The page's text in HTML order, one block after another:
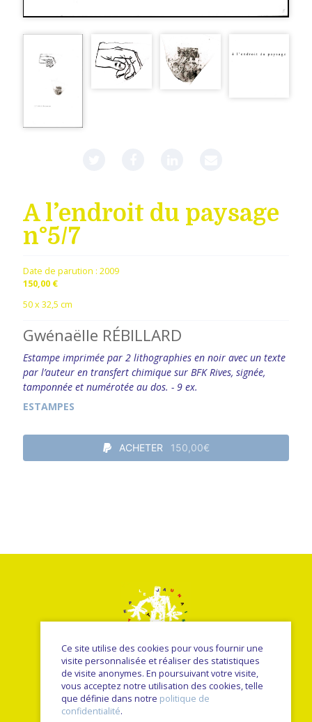
A l’endroit du paysage
n°5/7
Date de parution : 2009
150,00 €
50 x 32,5 cm
Gwénaëlle RÉBILLARD
Estampe imprimée par 2 lithographies en noir avec un texte
par l’auteur en transfert chimique sur BFK Rives, signée,
tamponnée et numérotée au dos. - 9 ex.
ESTAMPES
ACHETER 150,00€
© Le petit jaunais - Nancy Sulmont 2026
une réalisation Sitedit
Ce site utilise des cookies pour vous fournir une
visite personnalisée et réaliser des statistiques
de visite anonymes. En poursuivant votre visite,
vous acceptez notre utilisation des cookies, telle
que définie dans notre politique de
confidentialité.